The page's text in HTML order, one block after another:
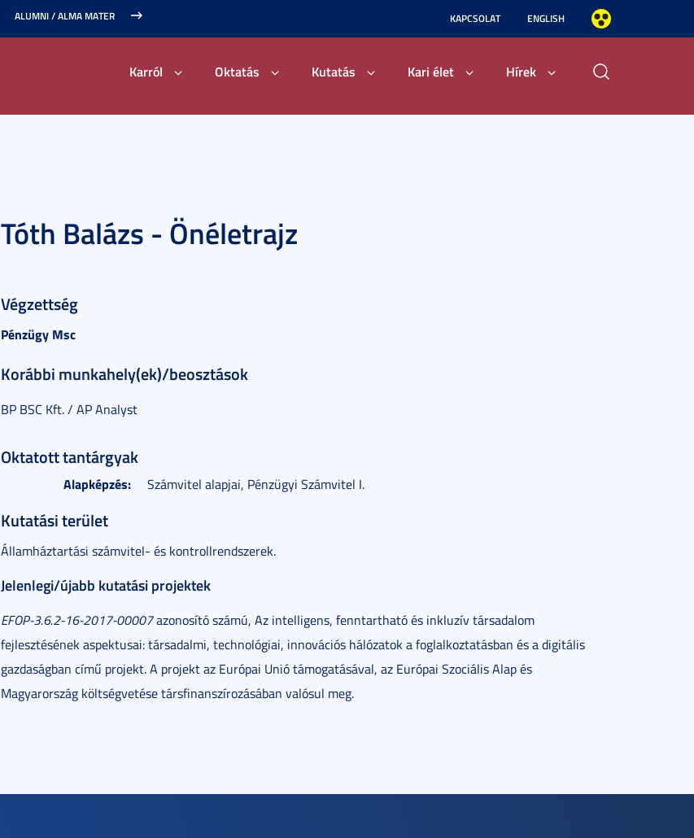
ALUMNI / ALMA MATER KAPCSOLAT ENGLISH
Karról Oktatás Kutatás Kari élet Hírek
Tóth Balázs - Önéletrajz
Végzettség
Pénzügy Msc
Korábbi munkahely(ek)/beosztások
BP BSC Kft. / AP Analyst
Oktatott tantárgyak
Alapképzés: Számvitel alapjai, Pénzügyi Számvitel I.
Kutatási terület
Államháztartási számvitel- és kontrollrendszerek.
Jelenlegi/újabb kutatási projektek
EFOP-3.6.2-16-2017-00007azonosító számú, Az intelligens, fenntartható és inkluzív társadalom
fejlesztésének aspektusai: társadalmi, technológiai, innovációs hálózatok a foglalkoztatásban és a digitális
gazdaságban című projekt. A projekt az Európai Unió támogatásával, az Európai Szociális Alap és
Magyarország költségvetése társfinanszírozásában valósul meg.